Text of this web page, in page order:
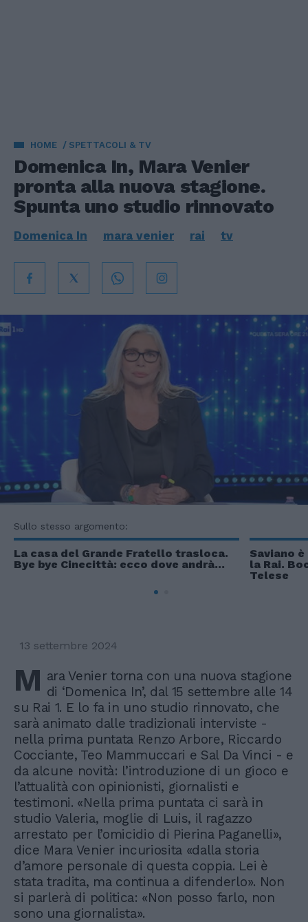
HOME SPETTACOLI & TV
Domenica In, Mara Venier
pronta alla nuova stagione.
Spunta uno studio rinnovato
Domenica In mara venier rai tv
Sullo stesso argomento:
La casa del Grande Fratello trasloca.
Bye bye Cinecittà: ecco dove andrà...
Saviano
la Rai.
Telese
13 settembre 2024
M ara Venier torna con una nuova stagione
di ‘Domenica In’, dal 15 settembre alle 14
su Rai 1. E lo fa in uno studio rinnovato, che
sarà animato dalle tradizionali interviste -
nella prima puntata Renzo Arbore, Riccardo
Cocciante, Teo Mammuccari e Sal Da Vinci - e
da alcune novità: l’introduzione di un gioco e
l’attualità con opinionisti, giornalisti e
testimoni. «Nella prima puntata ci sarà in
studio Valeria, moglie di Luis, il ragazzo
arrestato per l’omicidio di Pierina Paganelli»,
dice Mara Venier incuriosita «dalla storia
d’amore personale di questa coppia. Lei è
stata tradita, ma continua a difenderlo». Non
si parlerà di politica: «Non posso farlo, non
sono una giornalista».